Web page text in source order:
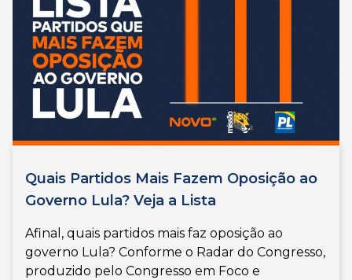
Quais Partidos Mais Fazem Oposição ao
Governo Lula? Veja a Lista
Afinal, quais partidos mais faz oposição ao
governo Lula? Conforme o Radar do Congresso,
produzido pelo Congresso em Foco e